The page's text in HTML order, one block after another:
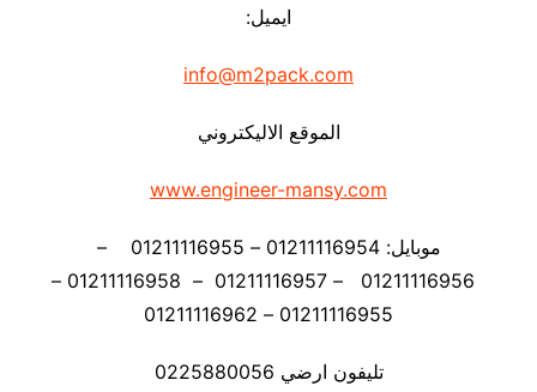
ايميل:
info@m2pack.com
الموقع الاليكتروني
www.engineer-mansy.com
موبايل: 01211116954 – 01211116955 –
01211116956 – 01211116957 – 01211116958 –
01211116955 – 01211116962
تليفون ارضي 0225880056